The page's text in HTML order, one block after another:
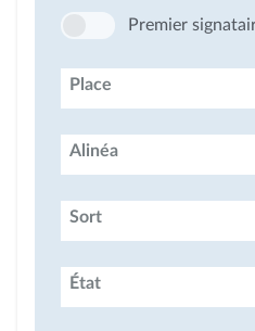
Premier
Place
Alinéa
Sort
État